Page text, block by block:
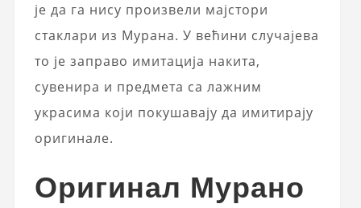
је да га нису произвели мајстори
стаклари из Мурана. У већини случајева
то је заправо имитација накита,
сувенира и предмета са лажним
украсима који покушавају да имитирају
оригинале.
Оригинал Мурано